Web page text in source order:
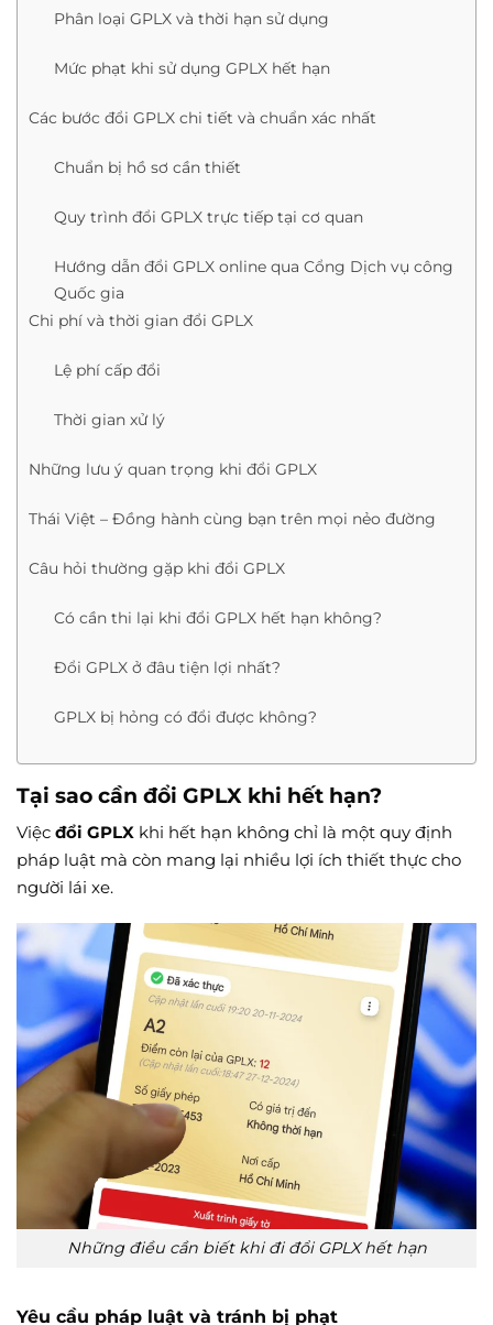
Phân loại GPLX và thời hạn sử dụng
Mức phạt khi sử dụng GPLX hết hạn
Các bước đổi GPLX chi tiết và chuẩn xác nhất
Chuẩn bị hồ sơ cần thiết
Quy trình đổi GPLX trực tiếp tại cơ quan
Hướng dẫn đổi GPLX online qua Cổng Dịch vụ công
Quốc gia
Chi phí và thời gian đổi GPLX
Lệ phí cấp đổi
Thời gian xử lý
Những lưu ý quan trọng khi đổi GPLX
Thái Việt – Đồng hành cùng bạn trên mọi nẻo đường
Câu hỏi thường gặp khi đổi GPLX
Có cần thi lại khi đổi GPLX hết hạn không?
Đổi GPLX ở đâu tiện lợi nhất?
GPLX bị hỏng có đổi được không?
Tại sao cần đổi GPLX khi hết hạn?
Việc đổi GPLX khi hết hạn không chỉ là một quy định
pháp luật mà còn mang lại nhiều lợi ích thiết thực cho
người lái xe.
Những điều cần biết khi đi đổi GPLX hết hạn
Yêu cầu pháp luật và tránh bị phạt